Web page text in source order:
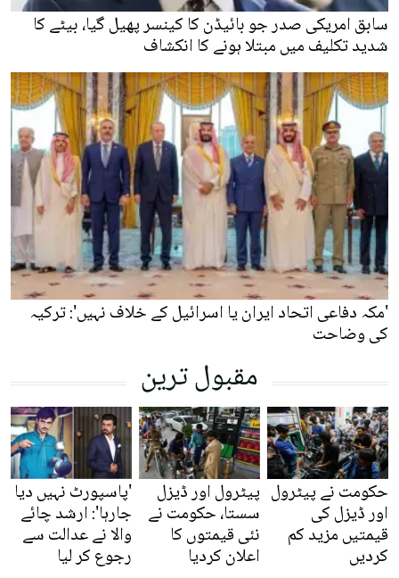
سابق امریکی صدر جو بائیڈن کا کینسر پھیل گیا، بیٹے کا
شدید تکلیف میں مبتلا ہونے کا انکشاف
'مکہ دفاعی اتحاد ایران یا اسرائیل کے خلاف نہیں': ترکیہ
کی وضاحت
مقبول ترین
حکومت نے پیٹرول
اور ڈیزل کی
قیمتیں مزید کم
کردیں
پیٹرول اور ڈیزل
سستا، حکومت نے
نئی قیمتوں کا
اعلان کردیا
'پاسپورٹ نہیں دیا
جارہا': ارشد چائے
والا نے عدالت سے
رجوع کر لیا